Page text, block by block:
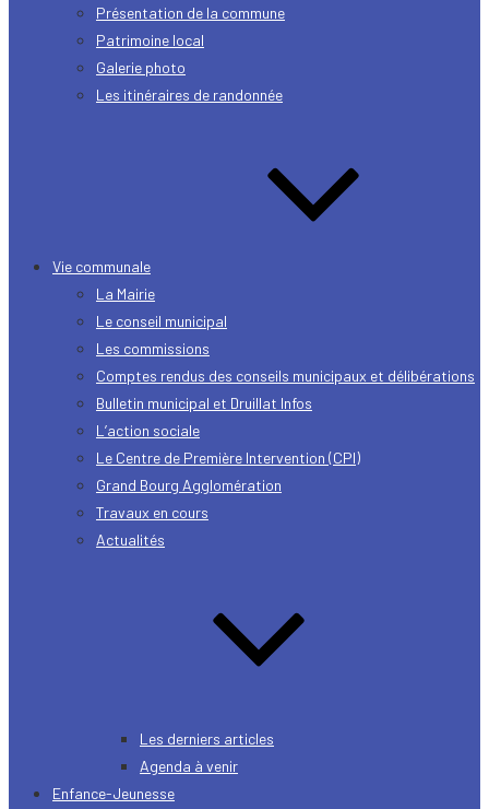
Présentation de la commune
Patrimoine local
Galerie photo
Les itinéraires de randonnée
Vie communale
La Mairie
Le conseil municipal
Les commissions
Comptes rendus des conseils municipaux et délibérations
Bulletin municipal et Druillat Infos
L’action sociale
Le Centre de Première Intervention (CPI)
Grand Bourg Agglomération
Travaux en cours
Actualités
Les derniers articles
Agenda à venir
Enfance-Jeunesse